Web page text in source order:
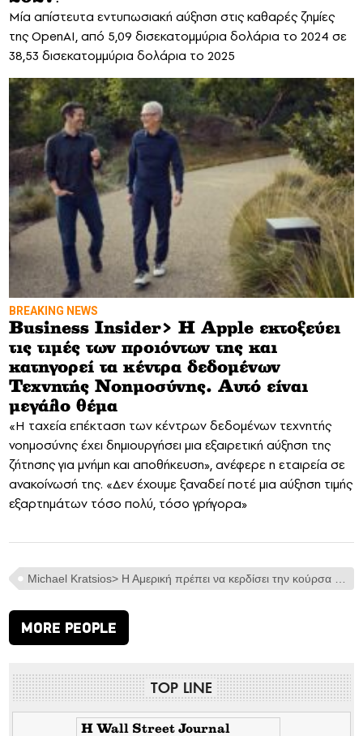
Μία απίστευτα εντυπωσιακή αύξηση στις καθαρές ζημίες
της OpenAI, από 5,09 δισεκατομμύρια δολάρια το 2024 σε
38,53 δισεκατομμύρια δολάρια το 2025
BREAKING NEWS
Business Insider> H Apple εκτοξεύει
τις τιμές των προιόντων της και
κατηγορεί τα κέντρα δεδομένων
Τεχνητής Νοημοσύνης. Αυτό είναι
μεγάλο θέμα
«Η ταχεία επέκταση των κέντρων δεδομένων τεχνητής
νοημοσύνης έχει δημιουργήσει μια εξαιρετική αύξηση της
ζήτησης για μνήμη και αποθήκευση», ανέφερε η εταιρεία σε
ανακοίνωσή της. «Δεν έχουμε ξαναδεί ποτέ μια αύξηση τιμής
εξαρτημάτων τόσο πολύ, τόσο γρήγορα»
MORE PEOPLE
TOP LINE
H Wall Street Journal